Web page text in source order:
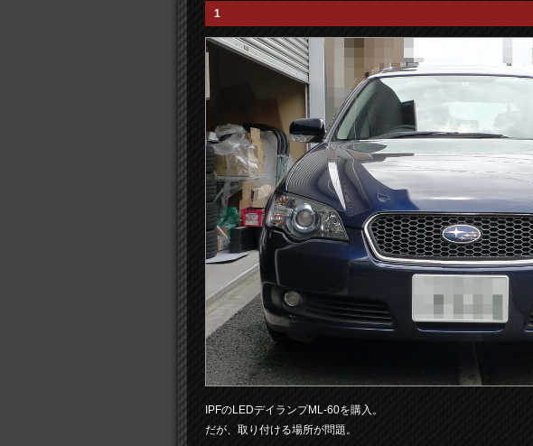
1
IPFのLEDデイランプML-60を購入。
だが、取り付ける場所が問題。